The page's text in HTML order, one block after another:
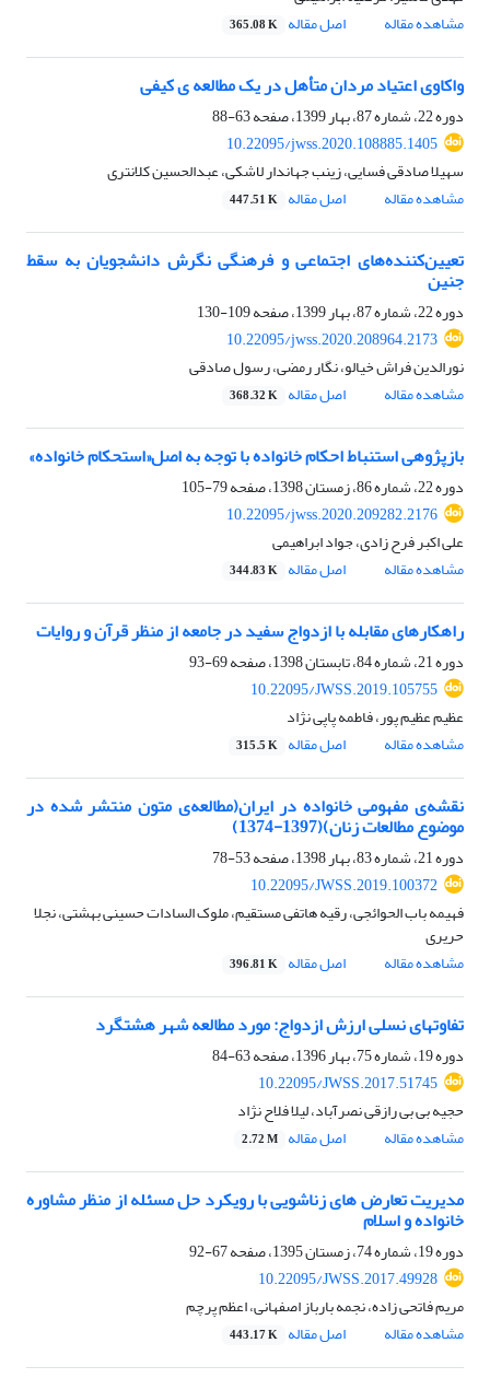
مشاهده مقاله
اصل مقاله 365.08 K
واکاوی اعتیاد مردان متأهل در یک مطالعه ی کیفی
دوره 22، شماره 87، بهار 1399، صفحه
63-88
10.22095/jwss.2020.108885.1405
سهیلا صادقی فسایی، زینب جهاندار لاشکی، عبدالحسین کلانتری
مشاهده مقاله
اصل مقاله 447.51 K
تعیین‌کننده‌های اجتماعی و فرهنگی نگرش دانشجویان به سقط
جنین
دوره 22، شماره 87، بهار 1399، صفحه
109-130
10.22095/jwss.2020.208964.2173
نورالدین فراش خیالو، نگار رمضی، رسول صادقی
مشاهده مقاله
اصل مقاله 368.32 K
بازپژوهی استنباط احکام خانواده با توجه به اصل«استحکام خانواده»
دوره 22، شماره 86، زمستان 1398، صفحه
79-105
10.22095/jwss.2020.209282.2176
علی اکبر فرح زادی، جواد ابراهیمی
مشاهده مقاله
اصل مقاله 344.83 K
راهکارهای مقابله با ازدواج سفید در جامعه از منظر قرآن و روایات
دوره 21، شماره 84، تابستان 1398، صفحه
69-93
10.22095/JWSS.2019.105755
عظیم عظیم پور، فاطمه پاپی نژاد
مشاهده مقاله
اصل مقاله 315.5 K
نقشه‌ی مفهومی خانواده در ایران(مطالعه‌ی متون منتشر شده در
موضوع مطالعات زنان)(1397-1374)
دوره 21، شماره 83، بهار 1398، صفحه
53-78
10.22095/JWSS.2019.100372
فهیمه باب الحوائجی، رقیه هاتفی مستقیم، ملوک السادات حسینی بهشتی، نجلا
حریری
مشاهده مقاله
اصل مقاله 396.81 K
تفاوتهای نسلی ارزش ازدواج: مورد مطالعه شهر هشتگرد
دوره 19، شماره 75، بهار 1396، صفحه
63-84
10.22095/JWSS.2017.51745
حجیه بی بی رازقی نصرآباد، لیلا فلاح نژاد
مشاهده مقاله
اصل مقاله 2.72 M
مدیریت تعارض های زناشویی با رویکرد حل مسئله از منظر مشاوره
خانواده و اسلام
دوره 19، شماره 74، زمستان 1395، صفحه
67-92
10.22095/JWSS.2017.49928
مریم فاتحی زاده، نجمه بارباز اصفهانی، اعظم پرچم
مشاهده مقاله
اصل مقاله 443.17 K